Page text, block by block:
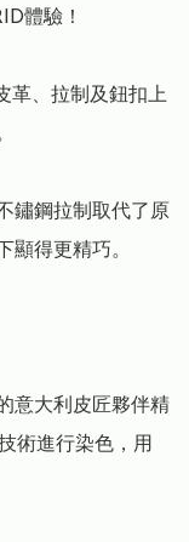
體驗！
革、拉制及鈕扣上
鏽鋼拉制取代了原
顯得更精巧。
意大利皮匠夥伴精
術進行染色，用